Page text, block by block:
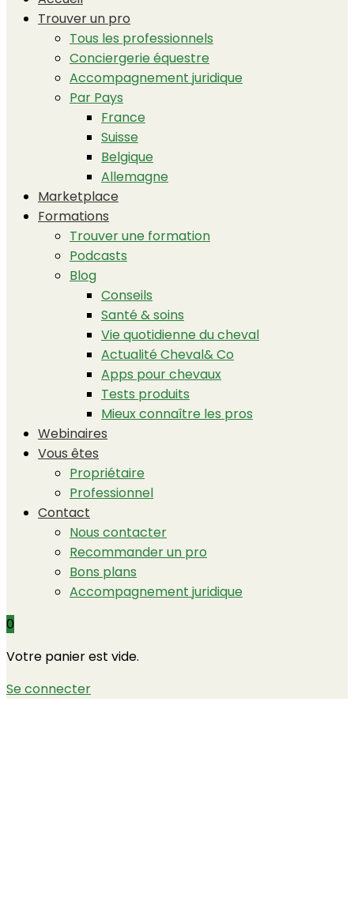
Trouver un pro
Tous les professionnels
Conciergerie équestre
Accompagnement juridique
Par Pays
France
Suisse
Belgique
Allemagne
Marketplace
Formations
Trouver une formation
Podcasts
Blog
Conseils
Santé & soins
Vie quotidienne du cheval
Actualité Cheval& Co
Apps pour chevaux
Tests produits
Mieux connaître les pros
Webinaires
Vous êtes
Propriétaire
Professionnel
Contact
Nous contacter
Recommander un pro
Bons plans
Accompagnement juridique
0
Votre panier est vide.
Se connecter